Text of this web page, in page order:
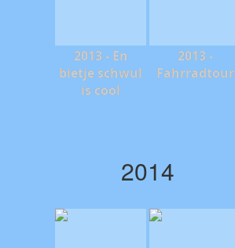
2013 - En
bietje schwul
is cool
2013 -
Fahrradtour
2014